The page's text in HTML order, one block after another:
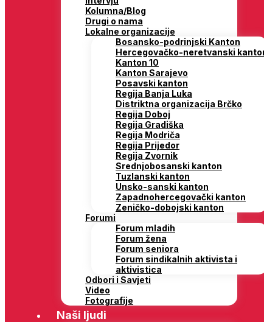
Kolumna/Blog
Drugi o nama
Lokalne organizacije
Bosansko-podrinjski Kanton
Hercegovačko-neretvanski
Kanton 10
Kanton Sarajevo
Posavski kanton
Regija Banja Luka
Distriktna organizacija Brčko
Regija Doboj
Regija Gradiška
Regija Modriča
Regija Prijedor
Regija Zvornik
Srednjobosanski kanton
Tuzlanski kanton
Unsko-sanski kanton
Zapadnohercegovački kanton
Zeničko-dobojski kanton
Forumi
Forum mladih
Forum žena
Forum seniora
Forum sindikalnih aktivista i
aktivistica
Odbori i Savjeti
Video
Fotografije
Naši ljudi